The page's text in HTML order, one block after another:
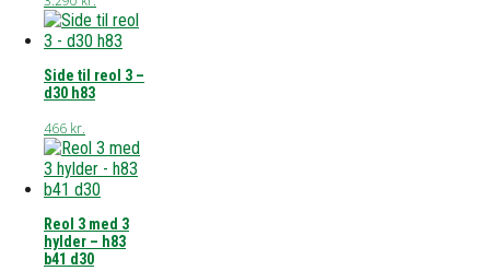
Side til reol 3 –
d30 h83
466 kr.
Reol 3 med 3
hylder – h83
b41 d30